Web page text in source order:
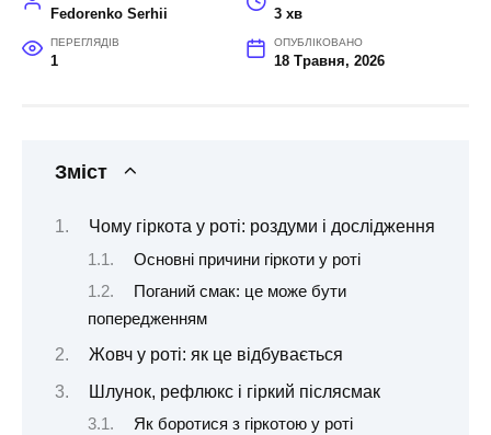
Fedorenko Serhii 3 хв
ПЕРЕГЛЯДІВ
1
ОПУБЛІКОВАНО
18 Травня, 2026
Зміст
Чому гіркота у роті: роздуми і дослідження
Основні причини гіркоти у роті
Поганий смак: це може бути
попередженням
Жовч у роті: як це відбувається
Шлунок, рефлюкс і гіркий післясмак
Як боротися з гіркотою у роті